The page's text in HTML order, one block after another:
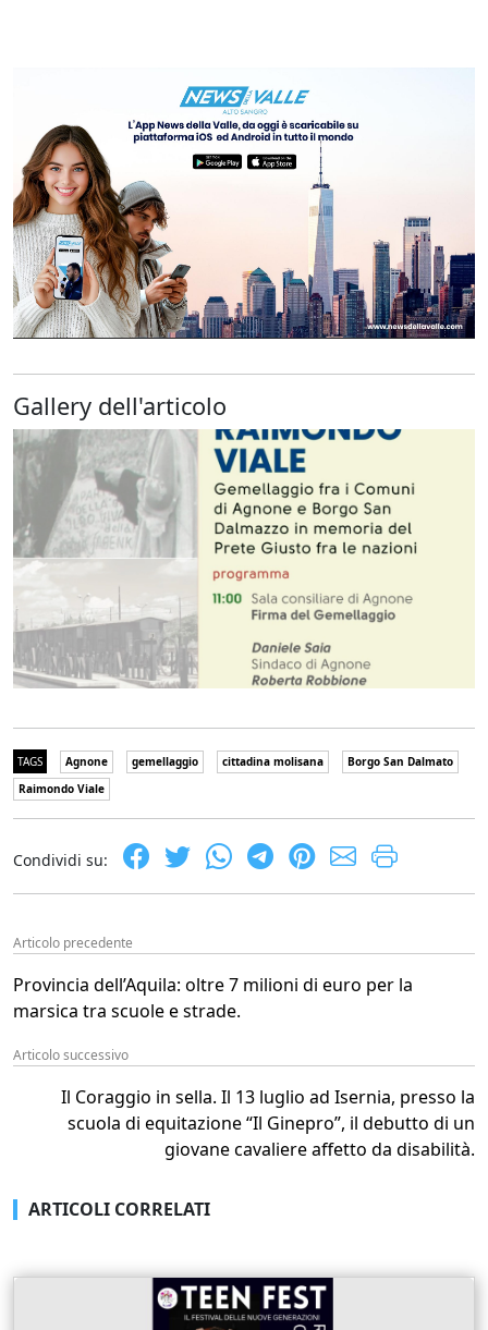
Gallery dell'articolo
TAGS Agnone gemellaggio cittadina molisana
Borgo San Dalmato
Raimondo Viale
Condividi su:
Articolo precedente
Provincia dell’Aquila: oltre 7 milioni di euro per la
marsica tra scuole e strade.
Articolo successivo
Il Coraggio in sella. Il 13 luglio ad Isernia, presso la
scuola di equitazione “Il Ginepro”, il debutto di un
giovane cavaliere affetto da disabilità.
ARTICOLI CORRELATI